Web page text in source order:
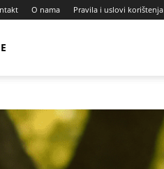
O nama Pravila i uslovi korištenja